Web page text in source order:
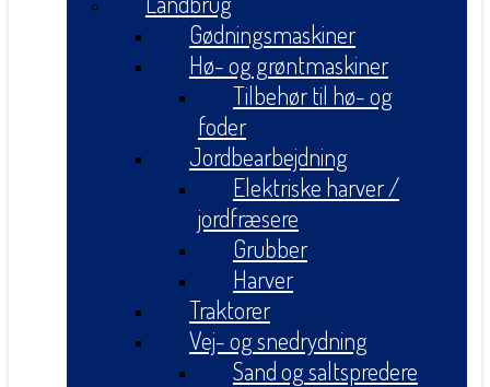
Gødningsmaskiner
Hø- og grøntmaskiner
Tilbehør til hø- og
foder
Jordbearbejdning
Elektriske harver /
jordfræsere
Grubber
Harver
Traktorer
Vej- og snedrydning
Sand og saltspredere